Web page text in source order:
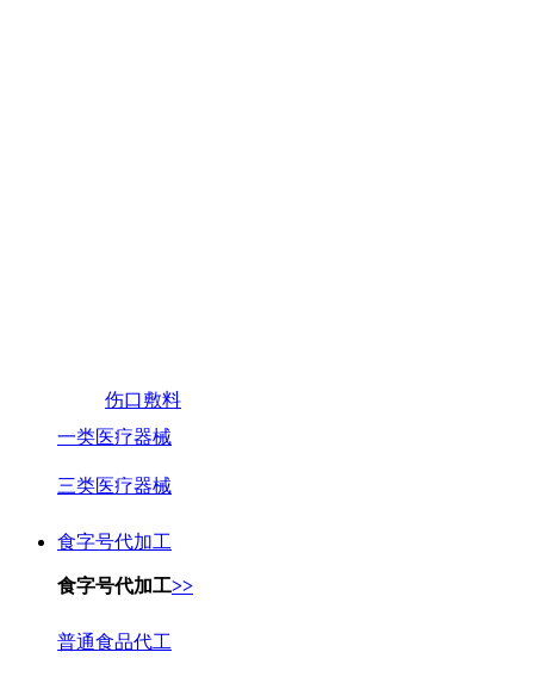
伤口敷料
一类医疗器械
三类医疗器械
食字号代加工
食字号代加工>>
普通食品代工